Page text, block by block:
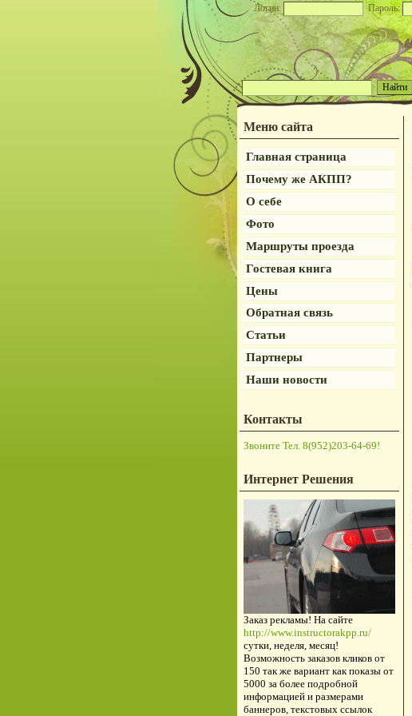
Логин: Пароль:
Меню сайта
Главная страница
Почему же АКПП?
О себе
Фото
Маршруты проезда
Гостевая книга
Цены
Обратная связь
Статьи
Партнеры
Наши новости
Контакты
Звоните Тел. 8(952)203-64-69!
Интернет Решения
Заказ рекламы! На сайте
http://www.instructorakpp.ru/
сутки, неделя, месяц!
Возможность заказов кликов от
150 так же вариант как показы от
5000 за более подробной
информацией и размерами
баннеров, текстовых ссылок